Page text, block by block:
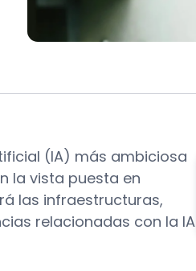
(IA) más ambiciosa
la vista puesta en
las infraestructuras,
relacionadas con la IA